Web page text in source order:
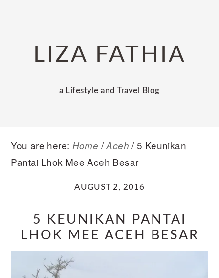
navigationLIZA FATHIA
a Lifestyle and Travel Blog
You are here: Home / Aceh /5 Keunikan
Pantai Lhok Mee Aceh Besar
AUGUST 2, 2016
5 KEUNIKAN PANTAI
LHOK MEE ACEH BESAR